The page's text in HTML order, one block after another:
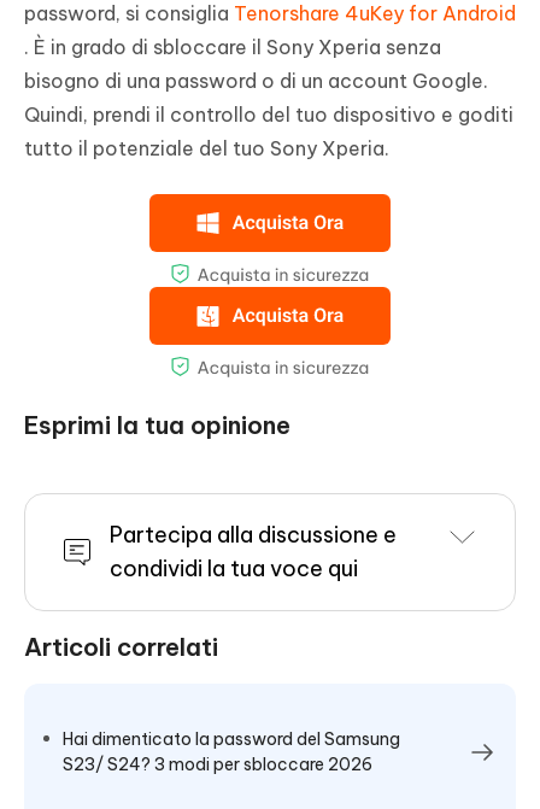
password, si consiglia Tenorshare 4uKey for Android
. È in grado di sbloccare il Sony Xperia senza
bisogno di una password o di un account Google.
Quindi, prendi il controllo del tuo dispositivo e goditi
tutto il potenziale del tuo Sony Xperia.
Esprimi la tua opinione
Partecipa alla discussione e
condividi la tua voce qui
Articoli correlati
Hai dimenticato la password del Samsung
S23/ S24? 3 modi per sbloccare 2026